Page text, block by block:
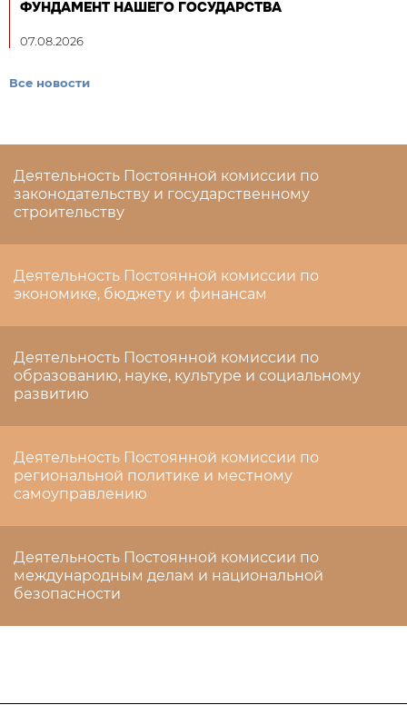
ФУНДАМЕНТ НАШЕГО ГОСУДАРСТВА
07.08.2026
Все новости
Деятельность Постоянной комиссии по
законодательству и государственному
строительству
Деятельность Постоянной комиссии по
экономике, бюджету и финансам
Деятельность Постоянной комиссии по
образованию, науке, культуре и социальному
развитию
Деятельность Постоянной комиссии по
региональной политике и местному
самоуправлению
Деятельность Постоянной комиссии по
международным делам и национальной
безопасности